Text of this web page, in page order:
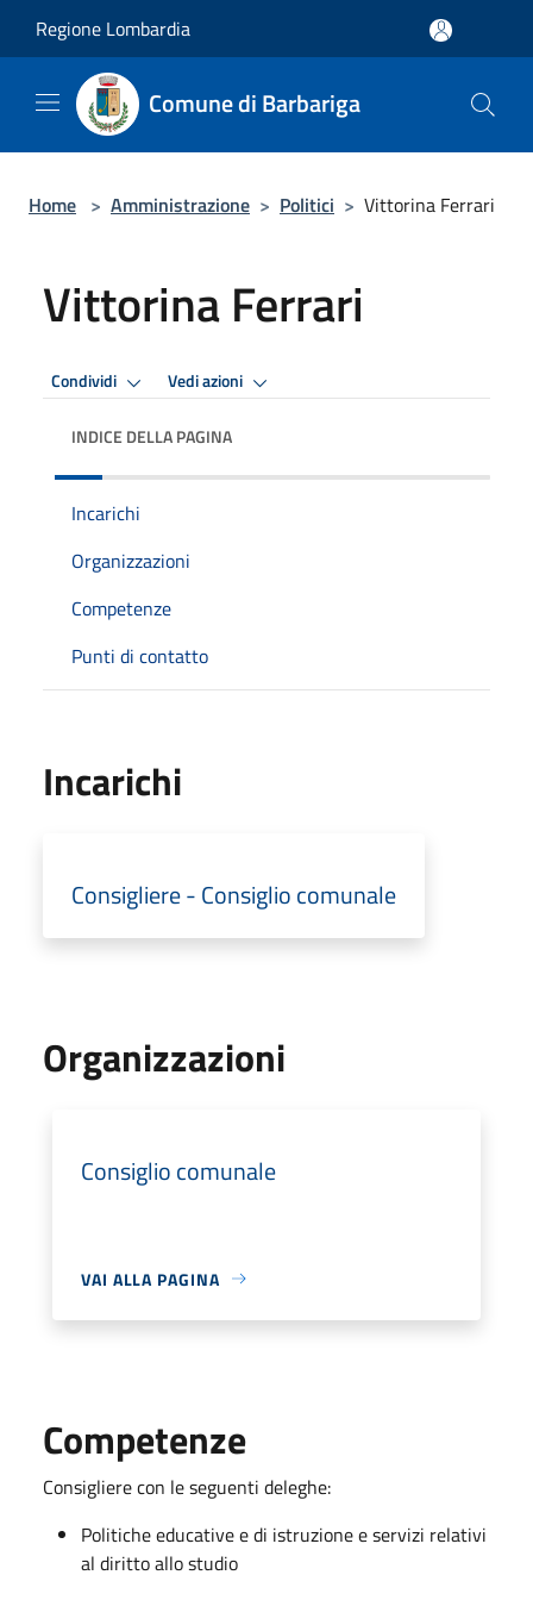
Regione Lombardia
Comune di Barbariga
Home > Amministrazione > Politici > Vittorina Ferrari
Vittorina Ferrari
Condividi Vedi azioni
INDICE DELLA PAGINA
Incarichi
Organizzazioni
Competenze
Punti di contatto
Incarichi
Consigliere - Consiglio comunale
Organizzazioni
Consiglio comunale
VAI ALLA PAGINA
Competenze
Consigliere con le seguenti deleghe:
Politiche educative e di istruzione e servizi relativi
al diritto allo studio